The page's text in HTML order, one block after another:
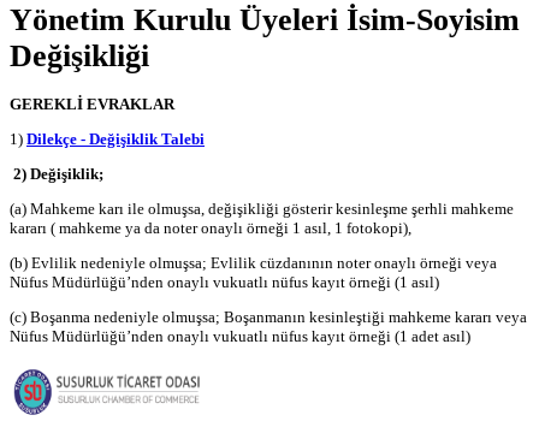
Yönetim Kurulu Üyeleri İsim-Soyisim
Değişikliği
GEREKLİ EVRAKLAR
1) Dilekçe - Değişiklik Talebi
2) Değişiklik;
(a) Mahkeme karı ile olmuşsa, değişikliği gösterir kesinleşme şerhli mahkeme
kararı ( mahkeme ya da noter onaylı örneği 1 asıl, 1 fotokopi),
(b) Evlilik nedeniyle olmuşsa; Evlilik cüzdanının noter onaylı örneği veya
Nüfus Müdürlüğü’nden onaylı vukuatlı nüfus kayıt örneği (1 asıl)
(c) Boşanma nedeniyle olmuşsa; Boşanmanın kesinleştiği mahkeme kararı veya
Nüfus Müdürlüğü’nden onaylı vukuatlı nüfus kayıt örneği (1 adet asıl)